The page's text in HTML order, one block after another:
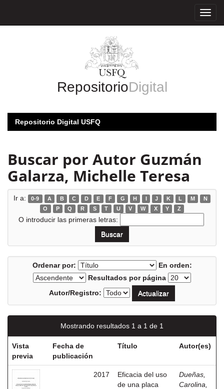
RepositorioDigital
Repositorio Digital USFQ
Buscar por Autor Guzmán
Galarza, Michelle Teresa
Ir a: 0-9 A B C D E F G H I J K L M
N
O
P Q R S T U V W X Y Z
O introducir las primeras letras:
Ordenar por:
En orden:
Resultados por página
Autor/Registro:
Mostrando resultados 1 a 1 de 1
Vista
previa
Fecha de
publicación
Título Autor(es)
2017
Eficacia del uso
de una placa
Dueñas,
Carolina,